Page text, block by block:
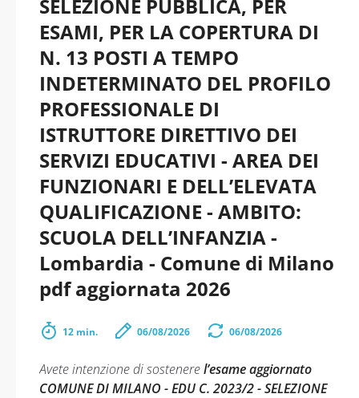
SELEZIONE PUBBLICA, PER
ESAMI, PER LA COPERTURA DI
N. 13 POSTI A TEMPO
INDETERMINATO DEL PROFILO
PROFESSIONALE DI
ISTRUTTORE DIRETTIVO DEI
SERVIZI EDUCATIVI - AREA DEI
FUNZIONARI E DELL’ELEVATA
QUALIFICAZIONE - AMBITO:
SCUOLA DELL’INFANZIA -
Lombardia - Comune di Milano
pdf aggiornata 2026
12 min. 06/08/2026 06/08/2026
Avete intenzione di sostenerel’esame aggiornato
COMUNE DI MILANO - EDU C. 2023/2 - SELEZIONE